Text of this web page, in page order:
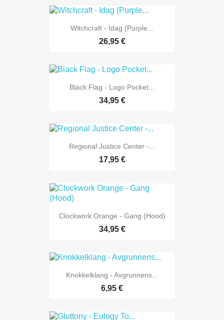
Witchcraft - Idag (Purple...
26,95 €
Black Flag - Logo Pocket...
34,95 €
Regional Justice Center -...
17,95 €
Clockwork Orange - Gang (Hood)
34,95 €
Knokkelklang - Avgrunnens...
6,95 €